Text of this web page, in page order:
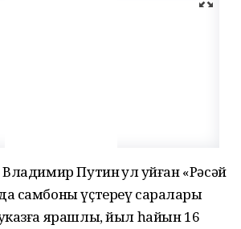
Путин ҡул ҡуйған «Рәсәй
самбоны үҫтереү саралары
ярашлы, йыл һайын 16